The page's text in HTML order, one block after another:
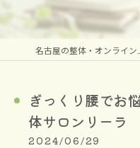
ぎっくり腰でお
体サロンリーラ
2024/06/29